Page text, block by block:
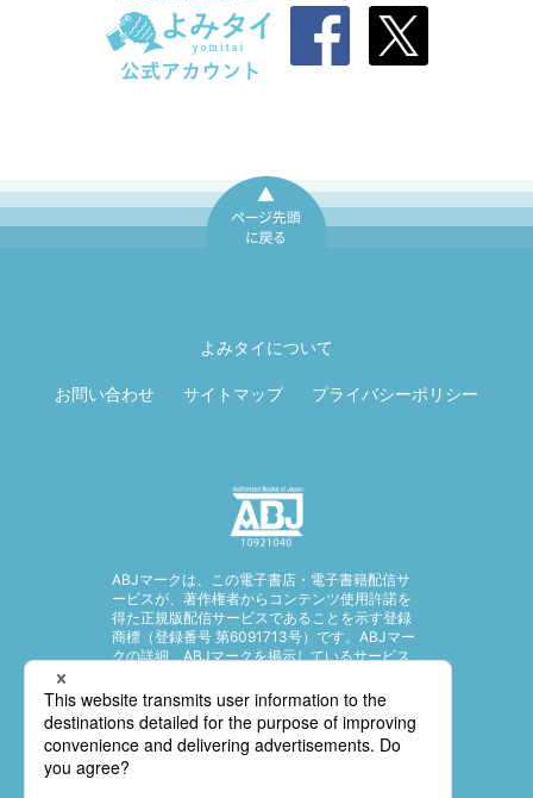
よみタイについて
お問い合わせ サイトマップ プライバシーポリシー
ABJマークは、この電子書店・電子書籍配信サ
ービスが、著作権者からコンテンツ使用許諾を
得た正規版配信サービスであることを示す登録
商標（登録番号 第6091713号）です。ABJマー
クの詳細、ABJマークを掲示しているサービス